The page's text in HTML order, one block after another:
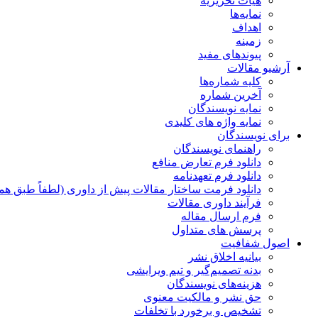
نمایه‌ها
اهداف
زمینه
پیوندهای مفید
آرشیو مقالات
کلیه شماره‌ها
آخرین شماره
نمایه نویسندگان
نمایه واژه های کلیدی
برای نویسندگان
راهنمای نویسندگان
دانلود فرم تعارض منافع
دانلود فرم تعهدنامه
دانلود فرمت ساختار مقالات پیش از داوری (لطفاً طبق
فرآیند داوری مقالات
فرم ارسال مقاله
پرسش های متداول
اصول شفافیت
بیانیه اخلاق نشر
بدنه تصمیم‌گیر و تیم ویرایشی
هزینه‌های نویسندگان
حق نشر و مالکیت معنوی
تشخیص و برخورد با تخلفات